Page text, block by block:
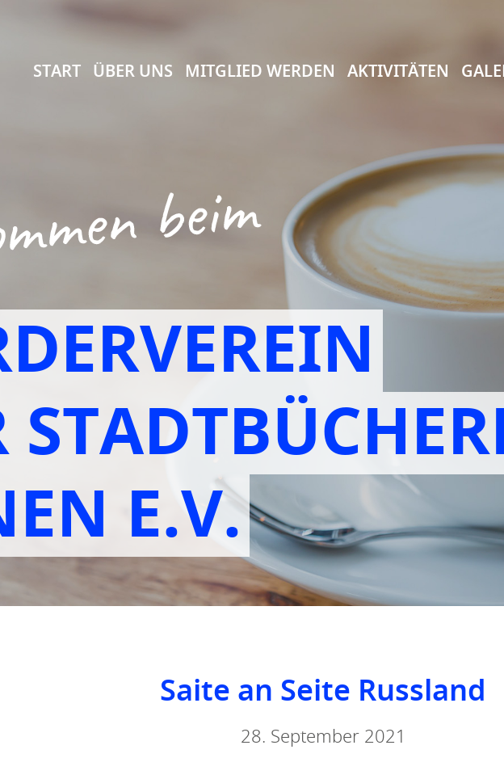
START ÜBER UNS MITGLIED WERDEN AKTIVITÄTEN
E.V.
Saite an Seite Russland
28. September 2021